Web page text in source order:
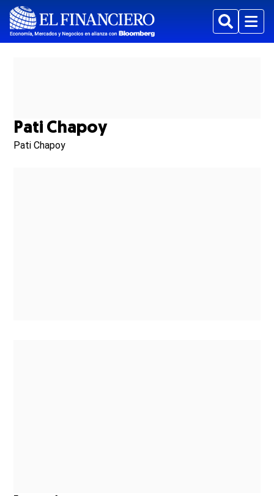
BuscarMenu
Pati Chapoy
Pati Chapoy